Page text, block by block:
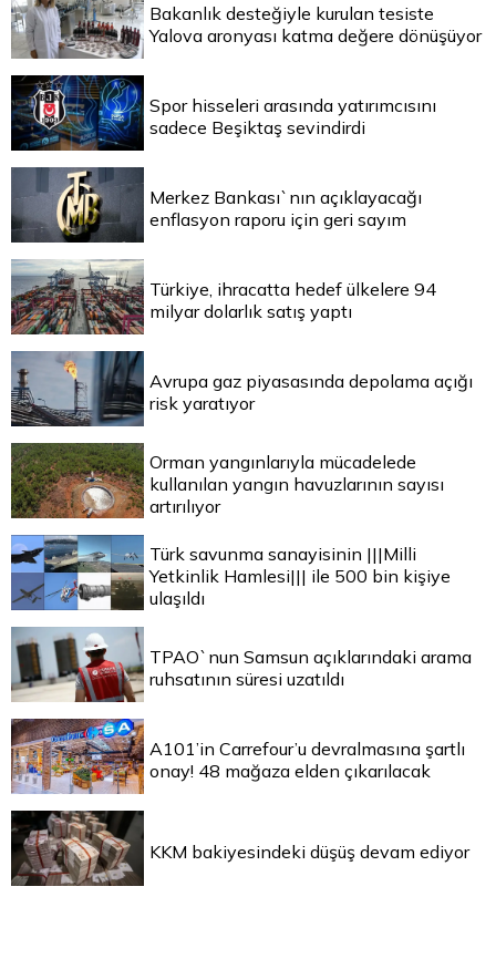
Bakanlık desteğiyle kurulan tesiste
Yalova aronyası katma değere dönüşüyor
Spor hisseleri arasında yatırımcısını
sadece Beşiktaş sevindirdi
Merkez Bankası`nın açıklayacağı
enflasyon raporu için geri sayım
Türkiye, ihracatta hedef ülkelere 94
milyar dolarlık satış yaptı
Avrupa gaz piyasasında depolama açığı
risk yaratıyor
Orman yangınlarıyla mücadelede
kullanılan yangın havuzlarının sayısı
artırılıyor
Türk savunma sanayisinin |||Milli
Yetkinlik Hamlesi||| ile 500 bin kişiye
ulaşıldı
TPAO`nun Samsun açıklarındaki arama
ruhsatının süresi uzatıldı
A101’in Carrefour’u devralmasına şartlı
onay! 48 mağaza elden çıkarılacak
KKM bakiyesindeki düşüş devam ediyor